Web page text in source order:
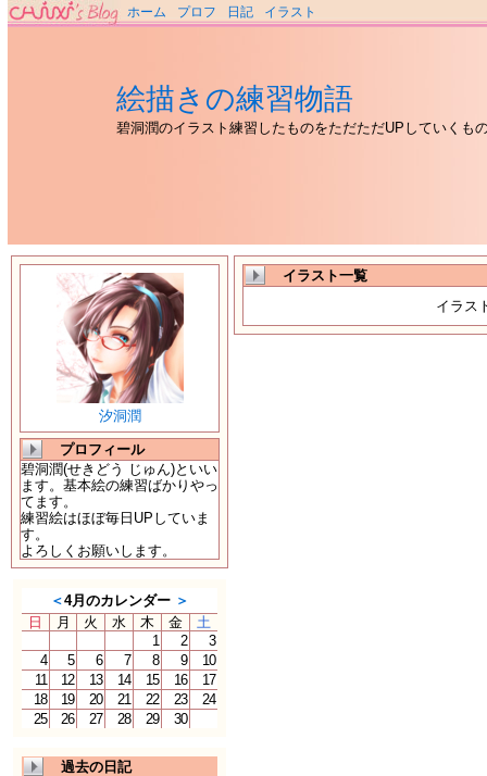
ホーム プロフ 日記 イラスト
絵描きの練習物語
碧洞潤のイラスト練習したものをただただUPしていくも
汐洞潤
プロフィール
碧洞潤(せきどう じゅん)といい
ます。基本絵の練習ばかりやっ
てます。
練習絵はほぼ毎日UPしていま
す。
よろしくお願いします。
＜4月のカレンダー ＞
日
月 火 水 木 金
土
1
2
3
4
5 6 7 8 9
10
11
12 13 14 15 16
17
18
19 20 21 22 23
24
25
26 27 28 29 30
過去の日記
イラスト一覧
イラス